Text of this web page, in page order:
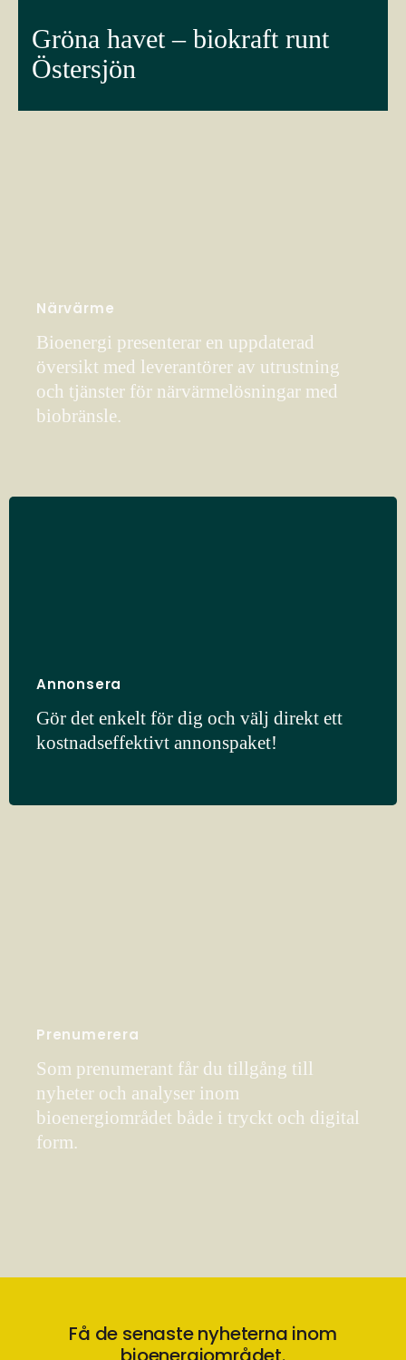
Gröna havet – biokraft runt
Östersjön
Närvärme
Bioenergi presenterar en uppdaterad
översikt med leverantörer av utrustning
och tjänster för närvärmelösningar med
biobränsle.
Annonsera
Gör det enkelt för dig och välj direkt ett
kostnadseffektivt annonspaket!
Prenumerera
Som prenumerant får du tillgång till
nyheter och analyser inom
bioenergiområdet både i tryckt och digital
form.
Få de senaste nyheterna inom